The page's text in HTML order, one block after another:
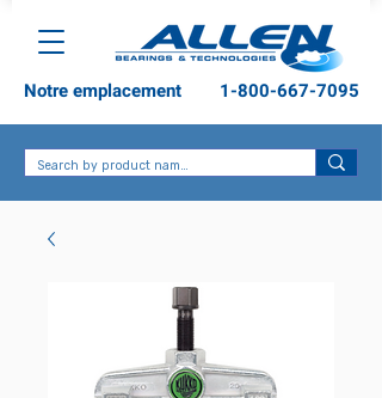
1-800-667-7095
Notre emplacement